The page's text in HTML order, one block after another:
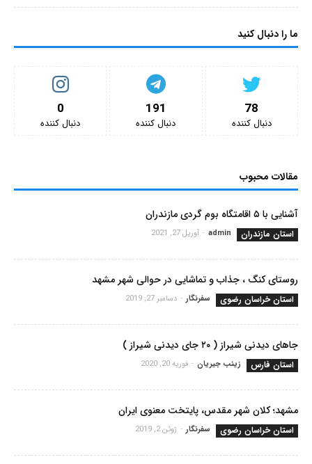
ما را دنبال کنید
0
دنبال کننده‌
191
دنبال کننده‌
78
دنبال کننده‌
مقالات محبوب
آشنایی با ۵ اقامتگاه بوم گردی مازندران
استان مازندران admin
- آوریل 27, 2021
روستای کنگ ، جذاب و تماشایی در حوالی شهر مشهد
استان خراسان رضوی سفرنگار - دسامبر 27, 2019
جاهای دیدنی شیراز ( ۲۰ جای دیدنی شیراز )
استان فارس زینب جیریان - فوریه 20, 2020
مشهد؛ کلان شهر مقدس، پایتخت معنوی ایران
استان خراسان رضوی سفرنگار - ژوئن 2, 2019